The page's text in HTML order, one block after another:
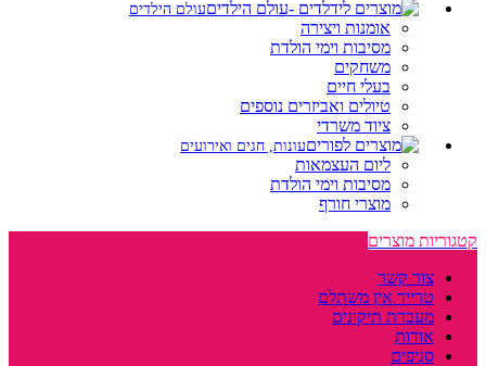
עולם הילדים
אומנות ויצירה
מסיבות וימי הולדת
משחקים
בעלי חיים
טיולים ואביזרים נוספים
ציוד משרדי
עונות, חגים ואירועים
ליום העצמאות
מסיבות וימי הולדת
מוצרי חורף
קטגוריות מוצרים
צור קשר
טרייד אין משתלם
מעבדת תיקונים
אודות
סניפים